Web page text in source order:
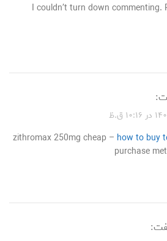
I couldn’t turn down commenting.
zithromax 250mg cheap – how to buy
purchase